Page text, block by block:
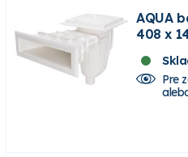
AQUA
408 x
Pre